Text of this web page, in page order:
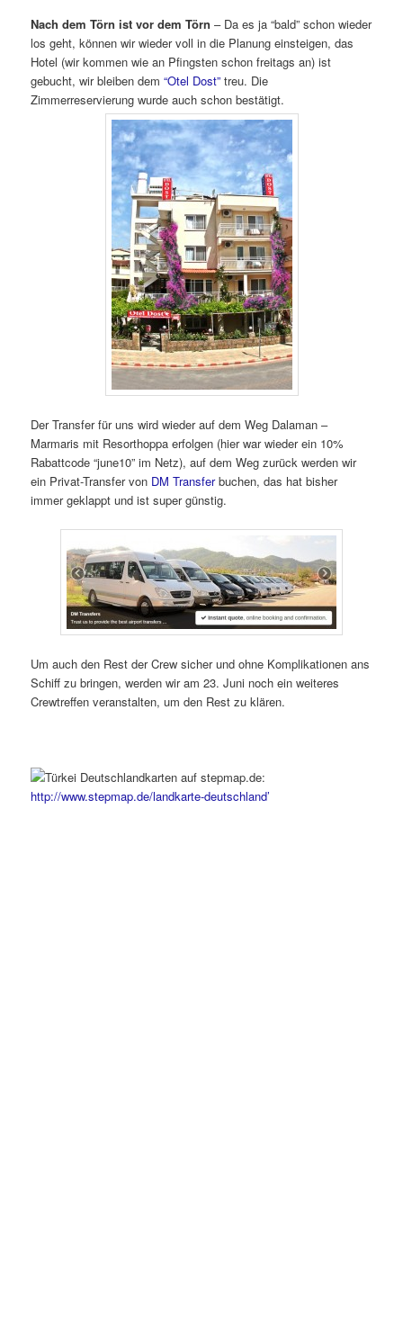
Nach dem Törn ist vor dem Törn – Da es ja “bald” schon wieder
los geht, können wir wieder voll in die Planung einsteigen, das
Hotel (wir kommen wie an Pfingsten schon freitags an) ist
gebucht, wir bleiben dem“Otel Dost” treu. Die
Zimmerreservierung wurde auch schon bestätigt.
Der Transfer für uns wird wieder auf dem Weg Dalaman –
Marmaris mit Resorthoppa erfolgen (hier war wieder ein 10%
Rabattcode “june10” im Netz), auf dem Weg zurück werden wir
ein Privat-Transfer von DM Transferbuchen, das hat bisher
immer geklappt und ist super günstig.
Um auch den Rest der Crew sicher und ohne Komplikationen ans
Schiff zu bringen, werden wir am 23. Juni noch ein weiteres
Crewtreffen veranstalten, um den Rest zu klären.
Deutschlandkarten auf stepmap.de:
http://www.stepmap.de/landkarte-deutschland’